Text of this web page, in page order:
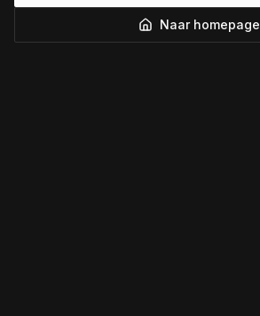
Naar homepage